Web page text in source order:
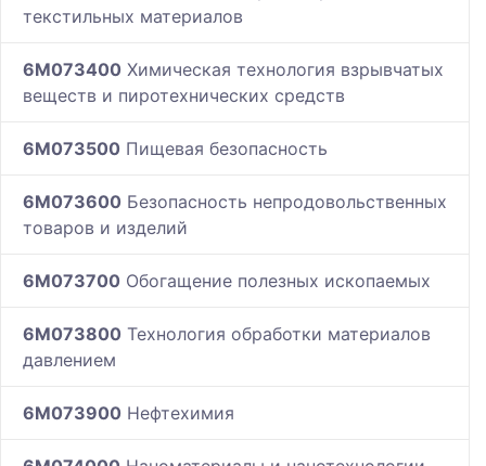
текстильных материалов
6M073400 Химическая технология взрывчатых
веществ и пиротехнических средств
6M073500 Пищевая безопасность
6M073600 Безопасность непродовольственных
товаров и изделий
6M073700 Обогащение полезных ископаемых
6M073800 Технология обработки материалов
давлением
6M073900 Нефтехимия